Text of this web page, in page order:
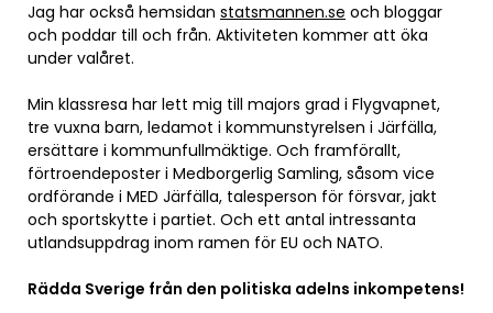
Jag har också hemsidan statsmannen.se och bloggar
och poddar till och från. Aktiviteten kommer att öka
under valåret.
Min klassresa har lett mig till majors grad i Flygvapnet,
tre vuxna barn, ledamot i kommunstyrelsen i Järfälla,
ersättare i kommunfullmäktige. Och framförallt,
förtroendeposter i Medborgerlig Samling, såsom vice
ordförande i MED Järfälla, talesperson för försvar, jakt
och sportskytte i partiet. Och ett antal intressanta
utlandsuppdrag inom ramen för EU och NATO.
Rädda Sverige från den politiska adelns inkompetens!